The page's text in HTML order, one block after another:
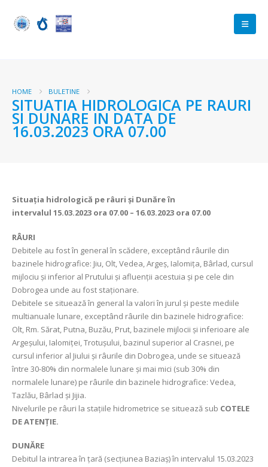
HOME BULETINE
SITUATIA HIDROLOGICA PE RAURI
SI DUNARE IN DATA DE
16.03.2023 ORA 07.00
Situația hidrologică pe râuri și Dunăre în
intervalul 15.03.2023 ora 07.00 – 16.03.2023 ora 07.00
RÂURI
Debitele au fost în general în scădere, exceptând râurile din
bazinele hidrografice: Jiu, Olt, Vedea, Argeş, Ialomița, Bârlad, cursul
mijlociu și inferior al Prutului și afluenții acestuia și pe cele din
Dobrogea unde au fost staționare.
Debitele se situează în general la valori în jurul și peste mediile
multianuale lunare, exceptând râurile din bazinele hidrografice:
Olt, Rm. Sărat, Putna, Buzău, Prut, bazinele mijlocii și inferioare ale
Argeșului, Ialomiței, Trotușului, bazinul superior al Crasnei, pe
cursul inferior al Jiului și râurile din Dobrogea, unde se situează
între 30-80% din normalele lunare şi mai mici (sub 30% din
normalele lunare) pe râurile din bazinele hidrografice: Vedea,
Tazlău, Bârlad și Jijia.
Nivelurile pe râuri la stațiile hidrometrice se situează sub COTELE
DE ATENȚIE.
DUNĂRE
Debitul la intrarea în țară (secțiunea Baziaș) în intervalul 15.03.2023